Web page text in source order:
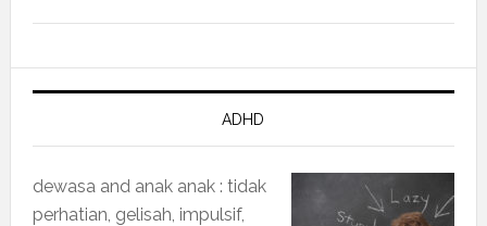
ADHD
dewasa and anak anak : tidak
perhatian, gelisah, impulsif,